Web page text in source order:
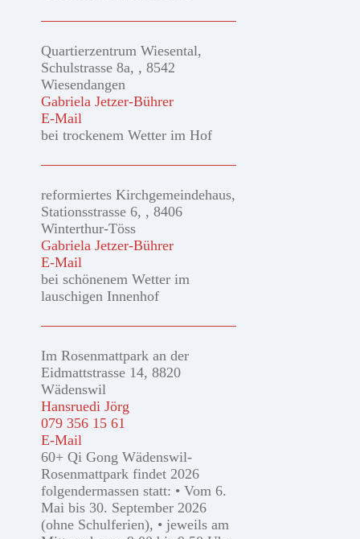
Quartierzentrum Wiesental,
Schulstrasse 8a, , 8542
Wiesendangen
Gabriela Jetzer-Bührer
E-Mail
bei trockenem Wetter im Hof
reformiertes Kirchgemeindehaus,
Stationsstrasse 6, , 8406
Winterthur-Töss
Gabriela Jetzer-Bührer
E-Mail
bei schönenem Wetter im
lauschigen Innenhof
Im Rosenmattpark an der
Eidmattstrasse 14, 8820
Wädenswil
Hansruedi Jörg
079 356 15 61
E-Mail
60+ Qi Gong Wädenswil-
Rosenmattpark findet 2026
folgendermassen statt: • Vom 6.
Mai bis 30. September 2026
(ohne Schulferien), • jeweils am